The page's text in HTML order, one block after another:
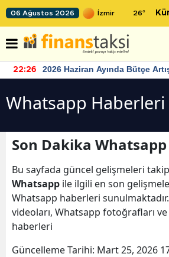
06 Ağustos 2026 26°
22:26 2026 Haziran Ayında Bütçe Artışı
Whatsapp Haberleri
Son Dakika
Bu sayfada güncel gelişmeleri
Whatsapp ile ilgili en son
Whatsapp haberleri
videoları, Whatsapp fotoğrafları
haberleri
Güncelleme Tarihi: Mart 25, 2026